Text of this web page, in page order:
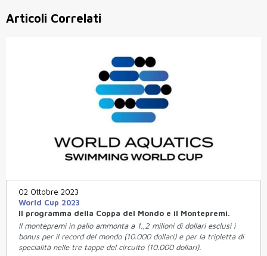
Articoli Correlati
02 Ottobre 2023
World Cup 2023
Il programma della Coppa del Mondo e il Montepremi.
Il montepremi in palio ammonta a 1.,2 milioni di dollari esclusi i
bonus per il record del mondo (10.000 dollari) e per la tripletta di
specialità nelle tre tappe del circuito (10.000 dollari).